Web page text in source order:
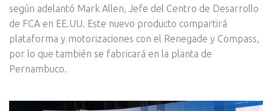
según adelantó Mark Allen, Jefe del Centro de Desarrollo
de FCA en EE.UU. Este nuevo producto compartirá
plataforma y motorizaciones con el Renegade y Compass,
por lo que también se fabricará en la planta de
Pernambuco.